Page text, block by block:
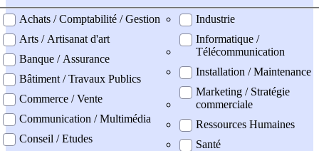
professionel
Achats / Comptabilité / Gestion
Arts / Artisanat d'art
Banque / Assurance
Bâtiment / Travaux Publics
Commerce / Vente
Communication / Multimédia
Conseil / Etudes
Industrie
Informatique /
Télécommunication
Installation / Maintenance
Marketing / Stratégie
commerciale
Ressources Humaines
Santé